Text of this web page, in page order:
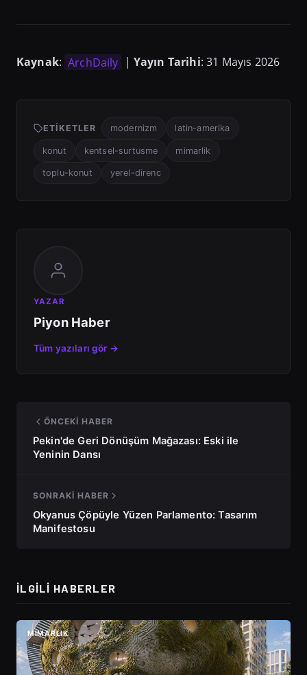
Kaynak: ArchDaily | Yayın Tarihi: 31 Mayıs 2026
ETIKETLER modernizm latin-amerika
konut kentsel-surtusme mimarlik
toplu-konut yerel-direnc
YAZAR
Piyon Haber
Tüm yazıları gör →
ÖNCEKI HABER
Pekin'de Geri Dönüşüm Mağazası: Eski ile
Yeninin Dansı
SONRAKI HABER
Okyanus Çöpüyle Yüzen Parlamento: Tasarım
Manifestosu
İLGILI HABERLER
MIMARLIK